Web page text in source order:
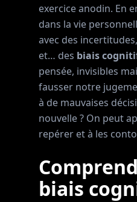
exercice anodin. En
dans la vie
avec des
et… des biais
pensée, invisibles
fausser notre
à de mauvaises
nouvelle ? On peut
repérer et à les
biais